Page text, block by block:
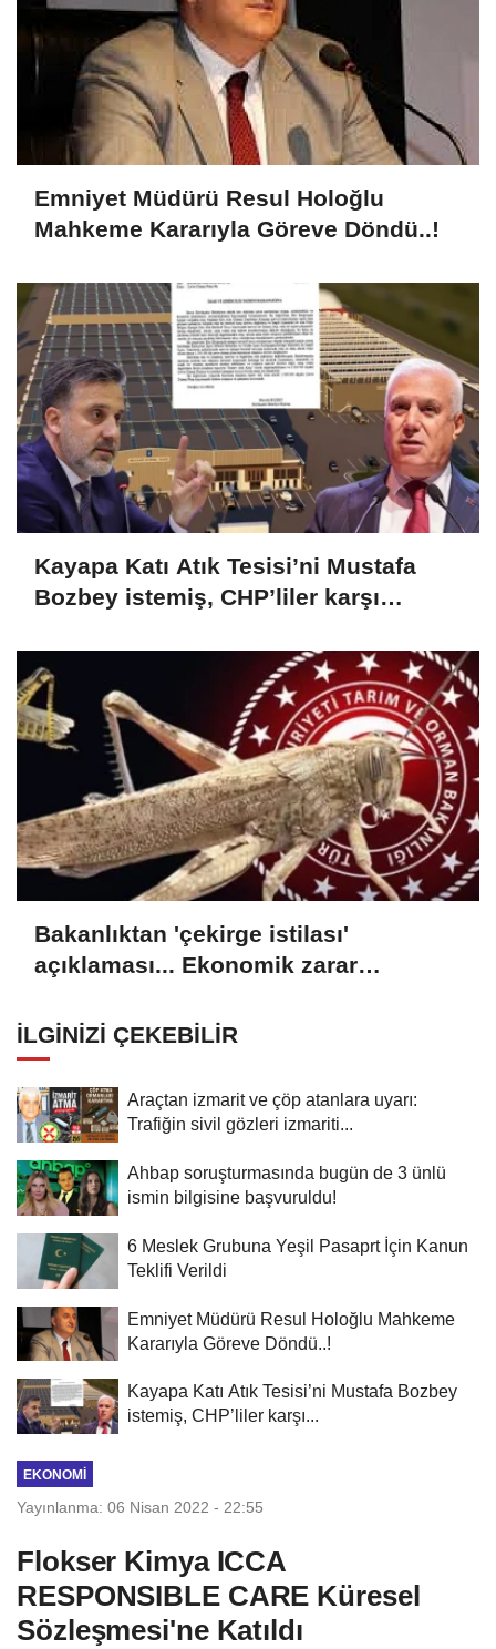
Emniyet Müdürü Resul Holoğlu
Mahkeme Kararıyla Göreve Döndü..!
Kayapa Katı Atık Tesisi’ni Mustafa
Bozbey istemiş, CHP’liler karşı
Bakanlıktan 'çekirge istilası'
açıklaması... Ekonomik zarar
İLGINIZI ÇEKEBILIR
Araçtan izmarit ve çöp atanlara uyarı:
Trafiğin sivil gözleri izmariti...
Ahbap soruşturmasında bugün de 3 ünlü
ismin bilgisine başvuruldu!
6 Meslek Grubuna Yeşil Pasaprt İçin Kanun
Teklifi Verildi
Emniyet Müdürü Resul Holoğlu Mahkeme
Kararıyla Göreve Döndü..!
Kayapa Katı Atık Tesisi’ni Mustafa Bozbey
istemiş, CHP’liler karşı...
EKONOMI
Yayınlanma: 06 Nisan 2022 - 22:55
Flokser Kimya ICCA
RESPONSIBLE CARE Küresel
Sözleşmesi'ne Katıldı